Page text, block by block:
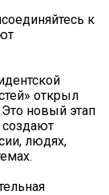
к
открыл
Это новый этап
создают
людях,